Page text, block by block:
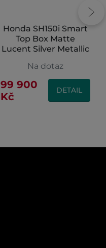
Honda SH150i Smart
Top Box Matte
Lucent Silver Metallic
Na dotaz
99 900
Kč
DETAIL